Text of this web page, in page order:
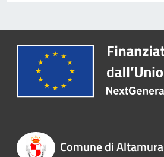
Comune di Altamura